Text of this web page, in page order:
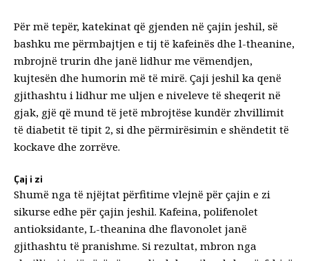
Për më tepër, katekinat që gjenden në çajin jeshil, së
bashku me përmbajtjen e tij të kafeinës dhe l-theanine,
mbrojnë trurin dhe janë lidhur me vëmendjen,
kujtesën dhe humorin më të mirë. Çaji jeshil ka qenë
gjithashtu i lidhur me uljen e niveleve të sheqerit në
gjak, gjë që mund të jetë mbrojtëse kundër zhvillimit
të diabetit të tipit 2, si dhe përmirësimin e shëndetit të
kockave dhe zorrëve.
Çaj i zi
Shumë nga të njëjtat përfitime vlejnë për çajin e zi
sikurse edhe për çajin jeshil. Kafeina, polifenolet
antioksidante, L-theanina dhe flavonolet janë
gjithashtu të pranishme. Si rezultat, mbron nga